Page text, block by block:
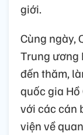
giới.
Cùng ngày,
Trung ương
đến thăm,
quốc gia
với các cán
viện về